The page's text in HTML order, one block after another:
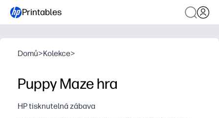
Printables
Domů>Kolekce>
Puppy Maze hra
HP tisknutelná zábava